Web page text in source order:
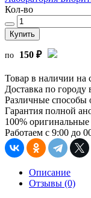
Кол-во
Купить
по 150 ₽
Товар в наличии на
Доставка по городу
Различные способы
Гарантия полной
100%
Работаем с 9:00 до
Описание
Отзывы (0)